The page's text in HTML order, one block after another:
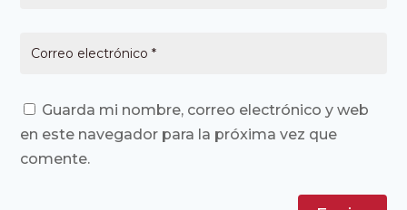
Guarda mi nombre, correo electrónico y web
en este navegador para la próxima vez que
comente.